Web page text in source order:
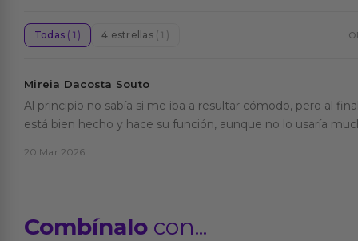
Todas (1) 4 estrellas (1)
Mireia Dacosta Souto
Al principio no sabía si me iba a resultar cómodo, pero al
está bien hecho y hace su función, aunque no lo usaría
20 Mar 2026
Combínalo con...